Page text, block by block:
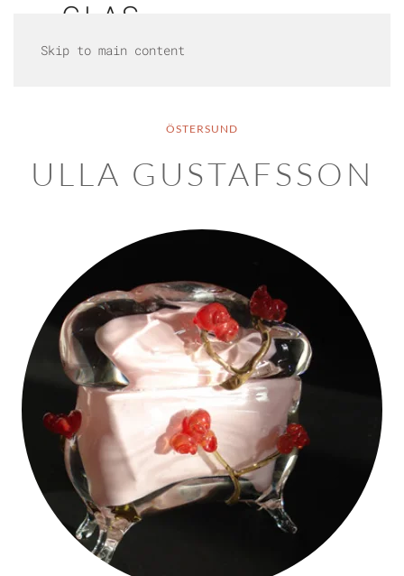
Skip to main content
ÖSTERSUND
ULLA GUSTAFSSON